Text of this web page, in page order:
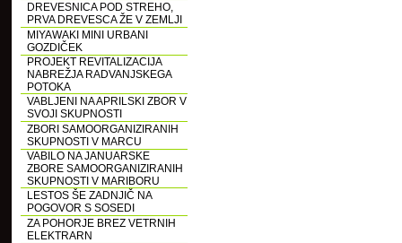
DREVESNICA POD STREHO,
PRVA DREVESCA ŽE V ZEMLJI
MIYAWAKI MINI URBANI
GOZDIČEK
PROJEKT REVITALIZACIJA
NABREŽJA RADVANJSKEGA
POTOKA
VABLJENI NA APRILSKI ZBOR V
SVOJI SKUPNOSTI
ZBORI SAMOORGANIZIRANIH
SKUPNOSTI V MARCU
VABILO NA JANUARSKE
ZBORE SAMOORGANIZIRANIH
SKUPNOSTI V MARIBORU
LESTOS ŠE ZADNJIČ NA
POGOVOR S SOSEDI
ZA POHORJE BREZ VETRNIH
ELEKTRARN